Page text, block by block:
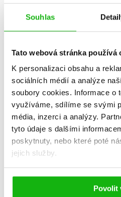
Souhlas
Tato webová stránka používá
K personalizaci obsahu a
sociálních médií a analýze
soubory cookies. Informace o
využíváme, sdílíme se svými
média, inzerci a analýzy.
tyto údaje s dalšími
poskytnuty, nebo které poté
jejich služby.
Povolit
Star Wars
Do